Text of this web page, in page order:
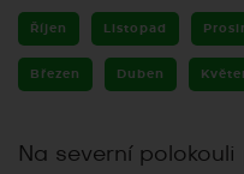
Říjen Listopad
Březen Duben
Na severní